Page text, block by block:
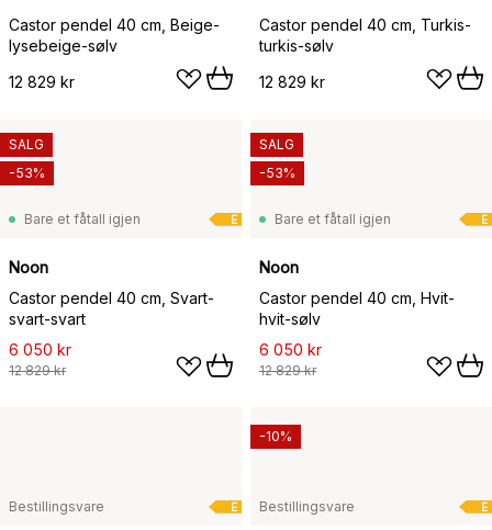
Castor pendel 40 cm, Beige-
lysebeige-sølv
12 829 kr
Castor pendel 40 cm, Turkis-
turkis-sølv
12 829 kr
E
Bare et fåtall igjen
Noon
Castor pendel 40 cm, Svart-
svart-svart
6 050 kr
12 829 kr
SALG
-53%
E
Bare et fåtall igjen
Noon
Castor pendel 40 cm, Hvit-
hvit-sølv
6 050 kr
12 829 kr
SALG
-53%
E
Bestillingsvare E
Bestillingsvare
-10%